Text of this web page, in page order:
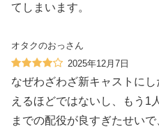
てしまいます。
オタクのおっさん
2025年12月7日
なぜわざわざ新キャストに
えるほどではないし、もう1
までの配役が良すぎたせい